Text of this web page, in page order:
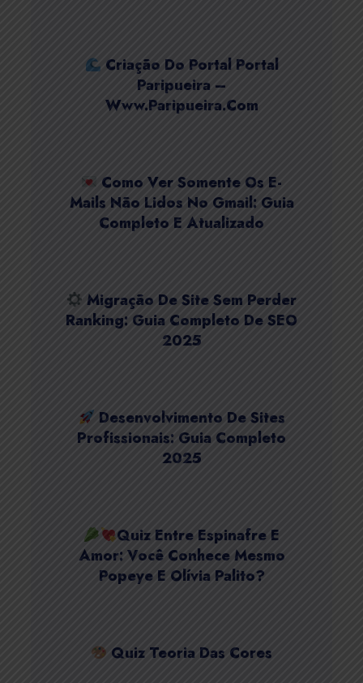
Criação Do Portal Portal
Paripueira –
Www.paripueira.com
Como Ver Somente Os E-
Mails Não Lidos No Gmail: Guia
Completo E Atualizado
Migração De Site Sem Perder
Ranking: Guia Completo De SEO
2025
Desenvolvimento De Sites
Profissionais: Guia Completo
2025
Quiz Entre Espinafre E
Amor: Você Conhece Mesmo
Popeye E Olívia Palito?
Quiz Teoria Das Cores